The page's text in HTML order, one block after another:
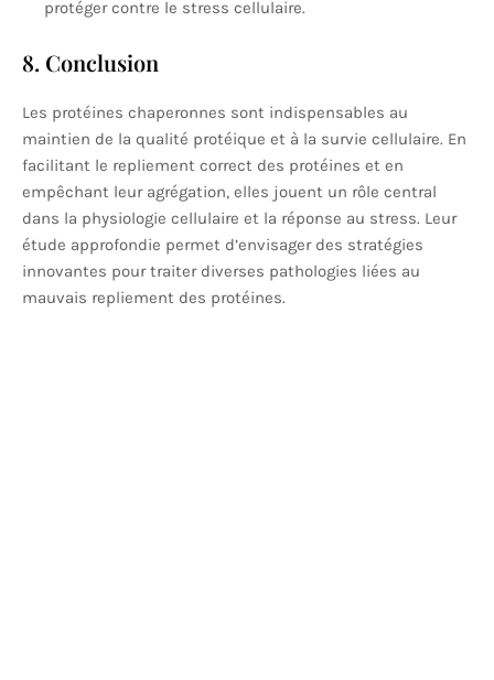
protéger contre le stress cellulaire.
8. Conclusion
Les protéines chaperonnes sont indispensables au
maintien de la qualité protéique et à la survie cellulaire. En
facilitant le repliement correct des protéines et en
empêchant leur agrégation, elles jouent un rôle central
dans la physiologie cellulaire et la réponse au stress. Leur
étude approfondie permet d’envisager des stratégies
innovantes pour traiter diverses pathologies liées au
mauvais repliement des protéines.